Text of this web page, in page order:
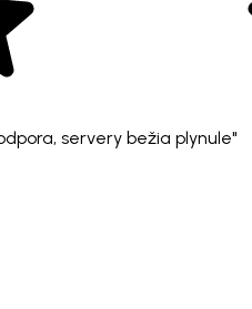
servery bežia plynule"